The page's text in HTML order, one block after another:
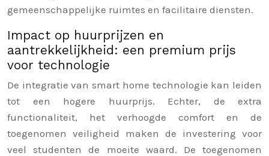
gemeenschappelijke ruimtes en facilitaire diensten.
Impact op huurprijzen en
aantrekkelijkheid: een premium prijs
voor technologie
De integratie van smart home technologie kan leiden
tot een hogere huurprijs. Echter, de extra
functionaliteit, het verhoogde comfort en de
toegenomen veiligheid maken de investering voor
veel studenten de moeite waard. De toegenomen